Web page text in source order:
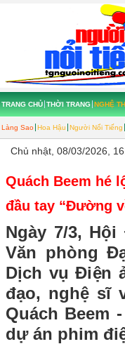
TRANG CHỦ THỜI TRANG NGHỆ
Làng Sao Hoa Hậu Người Nổi Tiếng
Chủ nhật, 08/03/2026,
Quách Beem hé
đầu tay “Đường
Ngày 7/3,
Văn phòng
Dịch vụ Điện
đạo, nghệ sĩ
Quách Beem
dự án phim